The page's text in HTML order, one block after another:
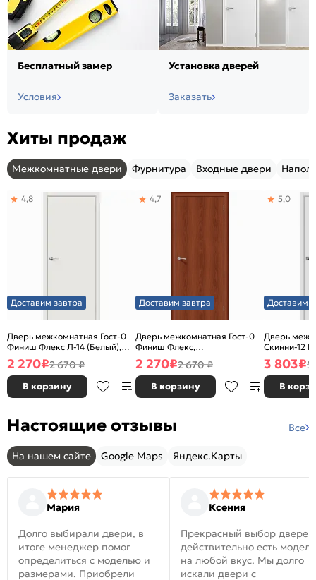
Бесплатный замер
Условия
Установка дверей
Заказать
Хиты продаж
Межкомнатные двери Фурнитура Входные двери
Доставим завтра
Дверь межкомнатная Гост-0
Финиш Флекс Л-14 (Белый),
глухая, каркасно-щитовая
4,8
2 270₽2 670 ₽
В корзину
Доставим завтра
Дверь межкомнатная Гост-0
Финиш Флекс,
Ламинированные Л-11
(ИталОрех), глухая, каркасно-
щитовая
4,7
2 270₽2 670 ₽
В корзину
Доставим
Дверь
Скинни-12
глухая,
5,0
3 803₽5
В
Настоящие отзывы Все
На нашем сайте Google Maps Яндекс.Карты
Мария
Долго выбирали двери, в
итоге менеджер помог
определиться с моделью и
размерами. Приобрели
Ксения
Прекрасный выбор
действительно есть модели
на любой вкус. Мы долго
искали двери с